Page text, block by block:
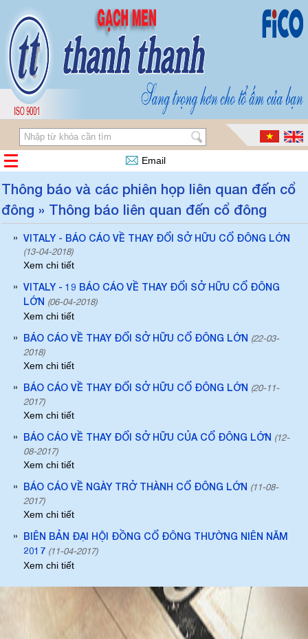
Email
Thông báo và các phiên họp liên quan đến cổ
đông » Thông báo liên quan đến cổ đông
» VITALY - BÁO CÁO VỀ THAY ĐỔI SỞ HỮU CỔ ĐÔNG LỚN
(13-04-2018)
Xem chi tiết
» VITALY - 19 BÁO CÁO VỀ THAY ĐỔI SỞ HỮU CỔ ĐÔNG
LỚN (06-04-2018)
Xem chi tiết
»
BÁO CÁO VỀ THAY ĐỔI SỞ HỮU CỔ ĐÔNG LỚN (22-03-
2018)
Xem chi tiết
»
BÁO CÁO VỀ THAY ĐỔI SỞ HỮU CỔ ĐÔNG LỚN (20-11-
2017)
Xem chi tiết
»
BÁO CÁO VỀ THAY ĐỔI SỞ HỮU CỦA CỔ ĐÔNG LỚN (12-
08-2017)
Xem chi tiết
»
BÁO CÁO VỀ NGÀY TRỞ THÀNH CỔ ĐÔNG LỚN (11-08-
2017)
Xem chi tiết
»
BIÊN BẢN ĐẠI HỘI ĐỒNG CỔ ĐÔNG THƯỜNG NIÊN NĂM
2017 (11-04-2017)
Xem chi tiết